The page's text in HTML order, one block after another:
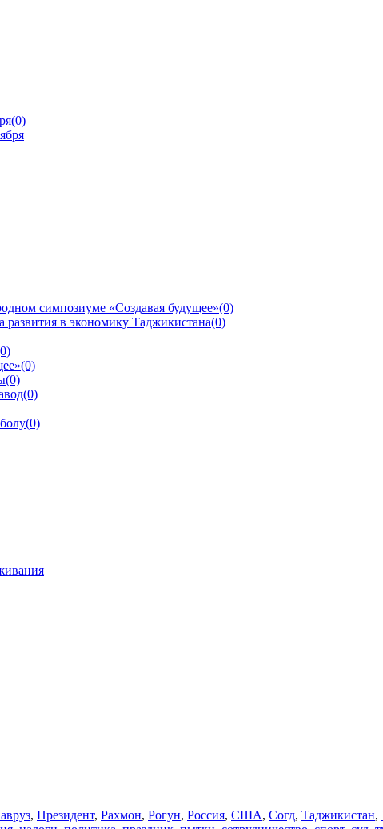
(0)
симпозиуме «Создавая будущее»(0)
в экономику Таджикистана(0)
(0)
(0)
(0)
(0)
, Президент, Рахмон, Рогун, Россия, США, Согд, Таджикистан,